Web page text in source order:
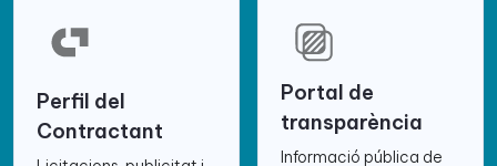
Perfil del
Contractant
Portal de
transparència
Informació pública de